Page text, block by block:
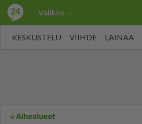
Valikko
KESKUSTELU VIIHDE LAINAA
Aihealueet